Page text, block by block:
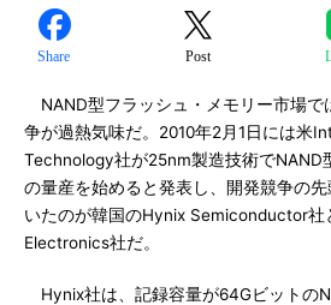
Share Post
NAND型フラッシュ・メモリー市場で
争が過熱気味だ。2010年2月1日には米
Technology社が25nm製造技術でNAND
の量産を始めると発表し、開発競争の
いたのが韓国のHynix Semiconductor社
Electronics社だ。
Hynix社は、記録容量が64Gビットの